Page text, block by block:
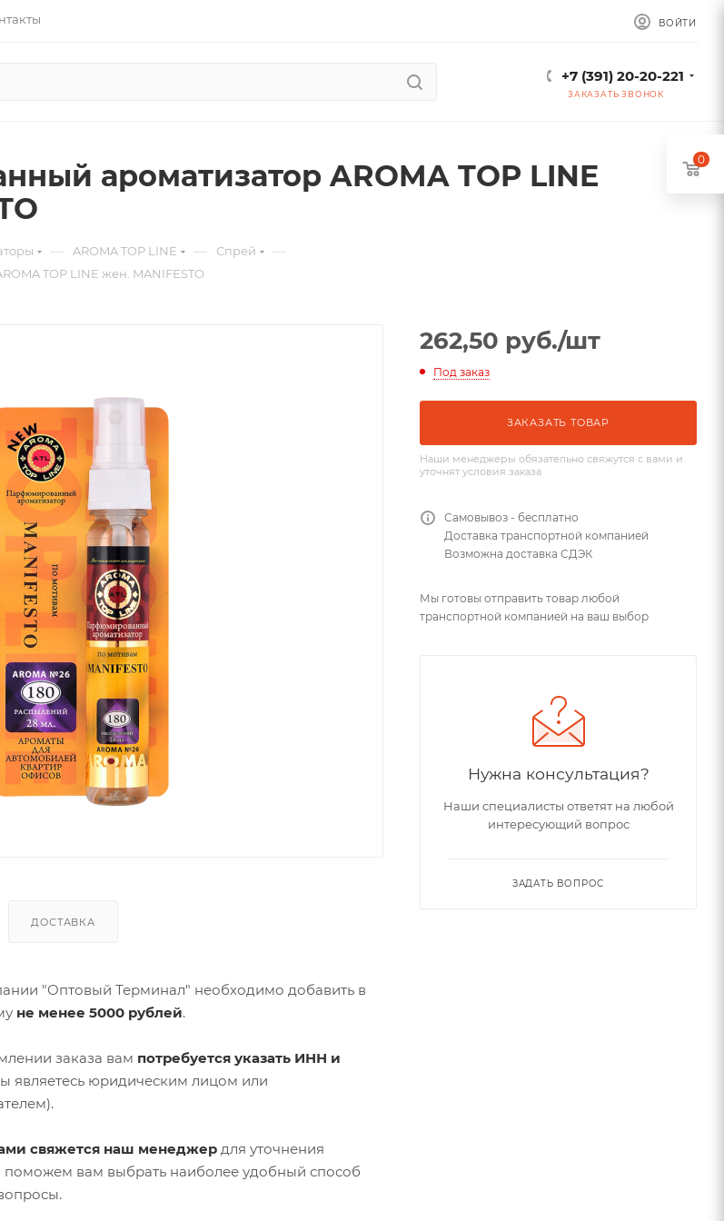
ВОЙТИ
+7 (391) 20-20-221
ЗАКАЗАТЬ ЗВОНОК
ароматизатор AROMA TOP LINE
— AROMA TOP LINE — Спрей —
TOP LINE жен. MANIFESTO
ДОСТАВКА
"Оптовый Терминал" необходимо добавить в
не менее 5000 рублей.
заказа вам потребуется указать ИНН и
являетесь юридическим лицом или
свяжется наш менеджер для уточнения
поможем вам выбрать наиболее удобный способ
262,50 руб./шт
Под заказ
ЗАКАЗАТЬ ТОВАР
Наши менеджеры обязательно свяжутся с вами и
уточнят условия заказа
Самовывоз - бесплатно
Доставка транспортной компанией
Возможна доставка СДЭК
Мы готовы отправить товар любой
транспортной компанией на ваш выбор
Нужна консультация?
Наши специалисты ответят на любой
интересующий вопрос
ЗАДАТЬ ВОПРОС
0